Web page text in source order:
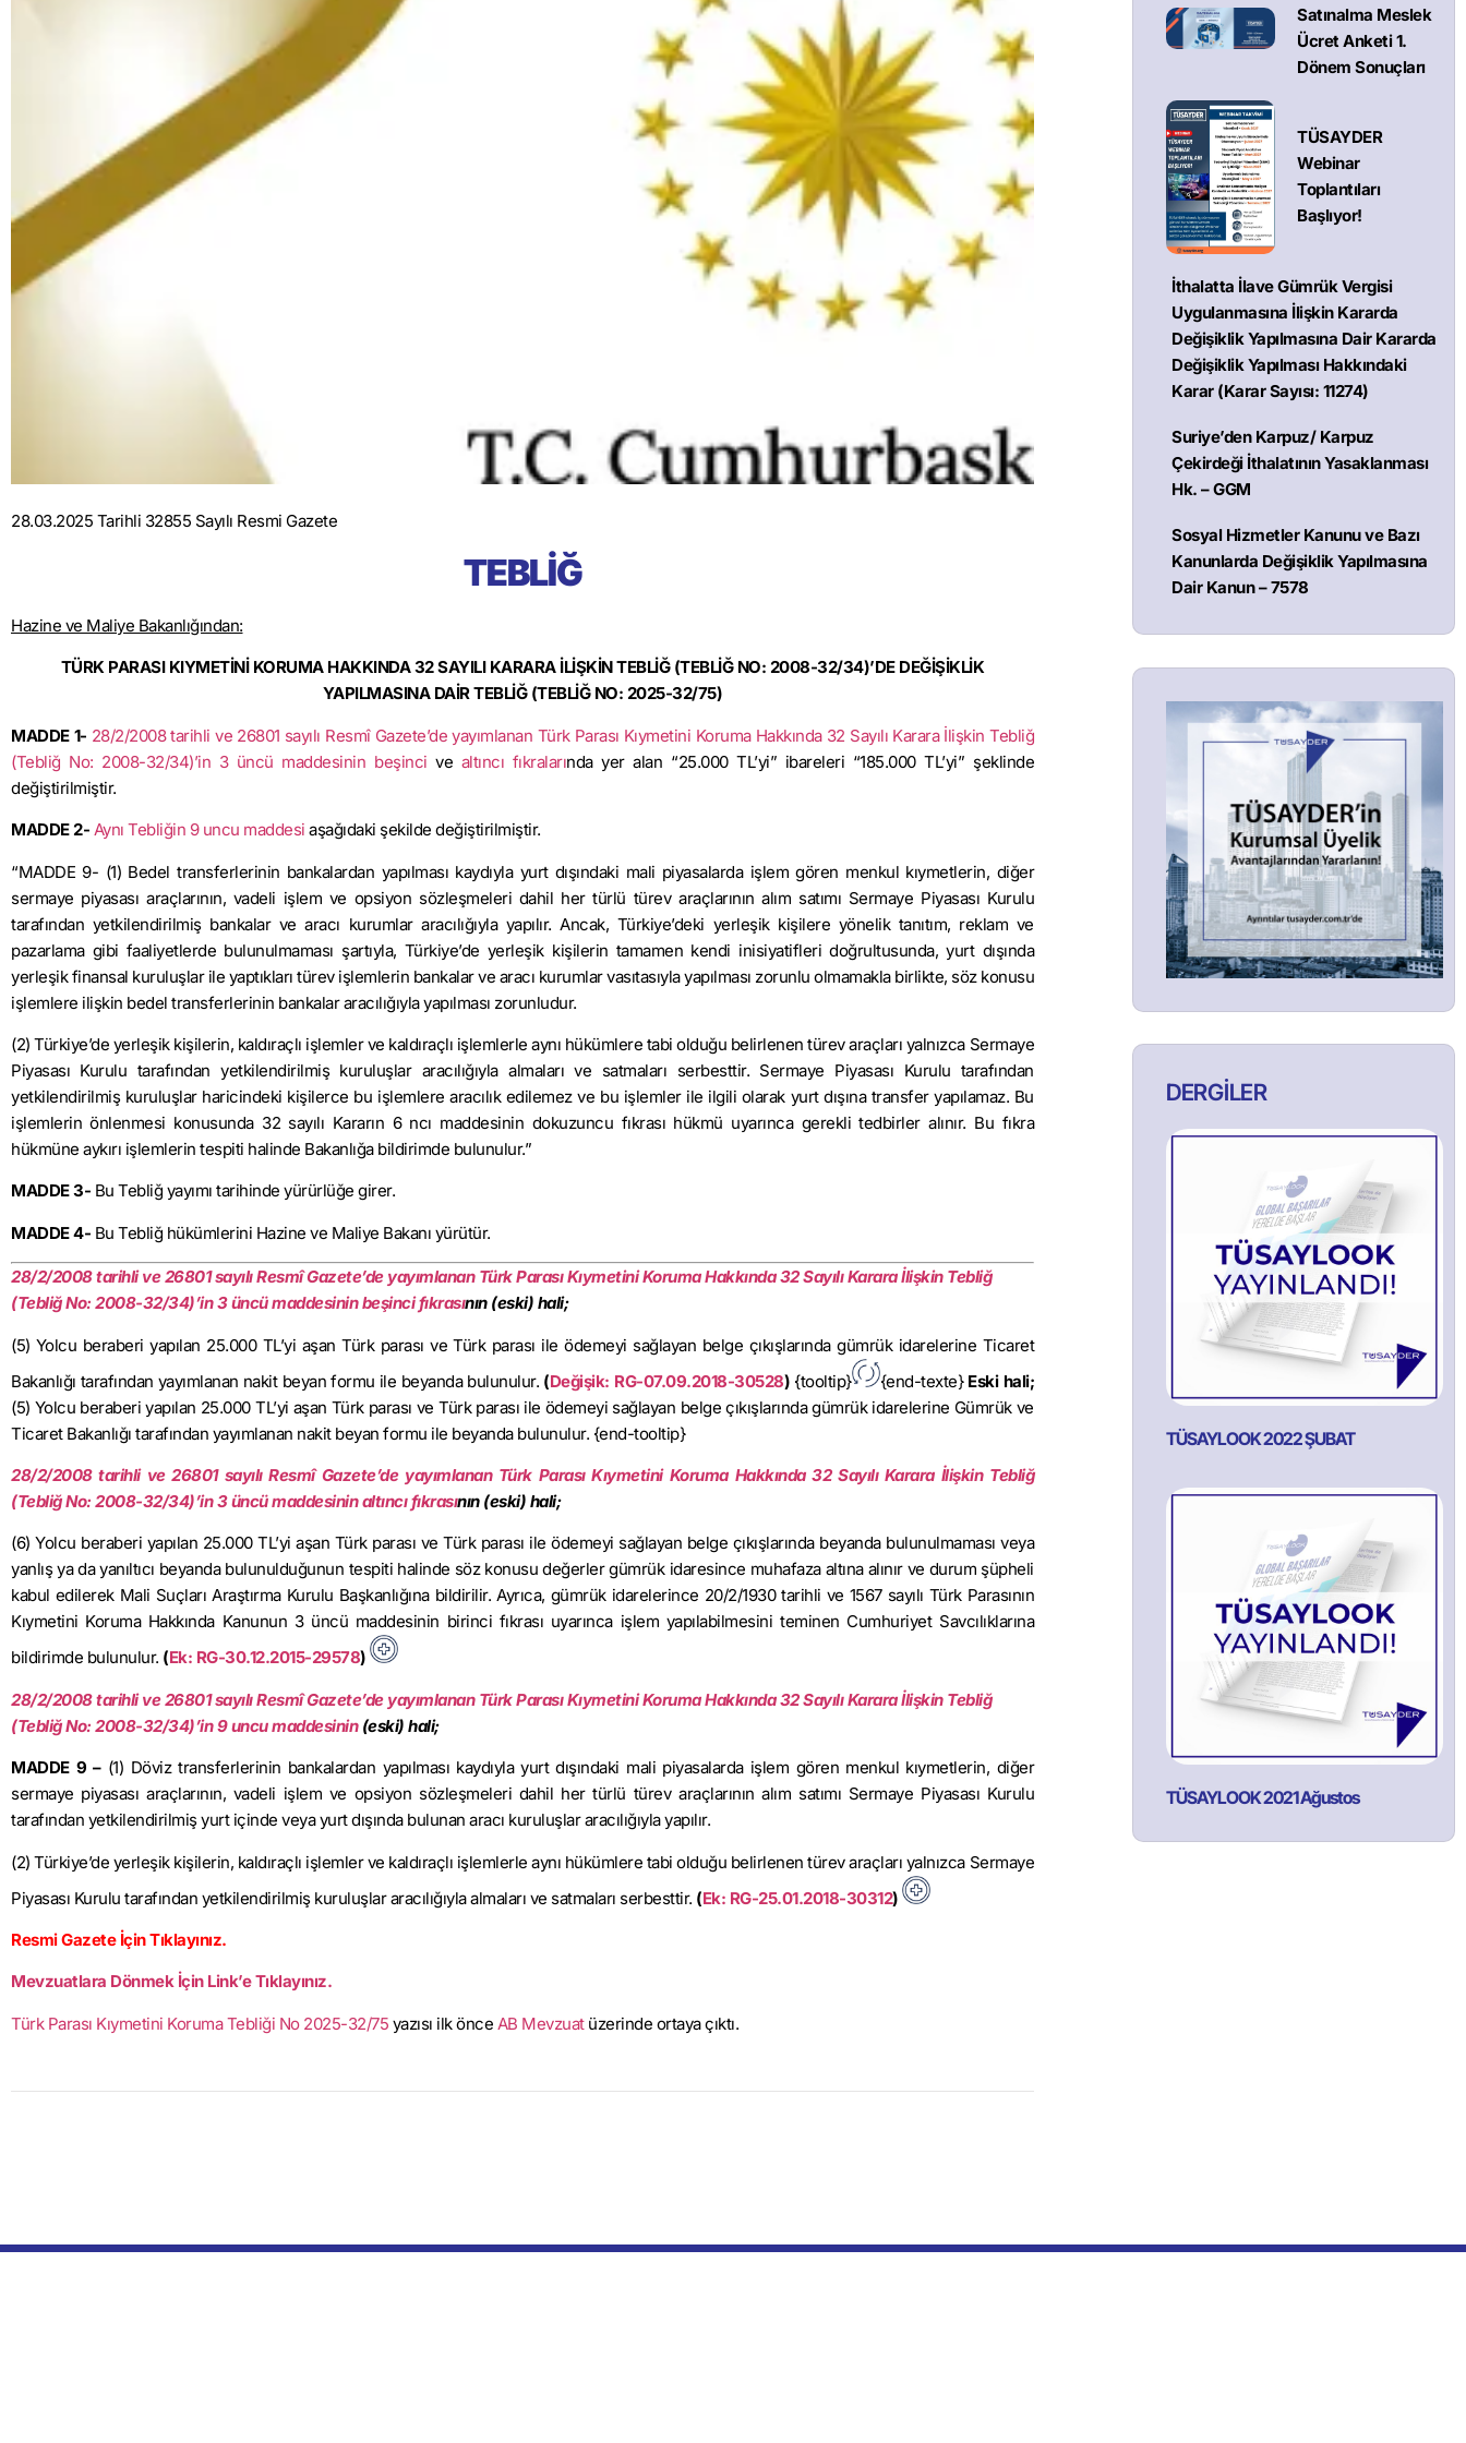
28.03.2025 Tarihli 32855 Sayılı Resmi Gazete
TEBLİĞ
Hazine ve Maliye Bakanlığından:
TÜRK PARASI KIYMETİNİ KORUMA HAKKINDA 32 SAYILI KARARA İLİŞKİN TEBLİĞ (TEBLİĞ NO: 2008-32/34)’DE DEĞİŞİKLİK
YAPILMASINA DAİR TEBLİĞ (TEBLİĞ NO: 2025-32/75)
MADDE 1- 28/2/2008tarihli ve 26801 sayılı Resmî Gazete’de yayımlanan Türk Parası Kıymetini Koruma Hakkında 32 Sayılı Karara İlişkin Tebliğ
(Tebliğ No: 2008-32/34)’in 3 üncü maddesinin beşinci ve altıncı fıkralarında yer alan “25.000 TL’yi” ibareleri “185.000 TL’yi” şeklinde
değiştirilmiştir.
MADDE 2- Aynı Tebliğin 9 uncu maddesi aşağıdaki şekilde değiştirilmiştir.
“MADDE 9- (1) Bedel transferlerinin bankalardan yapılması kaydıyla yurt dışındaki mali piyasalarda işlem gören menkul kıymetlerin, diğer
sermaye piyasası araçlarının, vadeli işlem ve opsiyon sözleşmeleri dahil her türlü türev araçlarının alım satımı Sermaye Piyasası Kurulu
tarafından yetkilendirilmiş bankalar ve aracı kurumlar aracılığıyla yapılır. Ancak, Türkiye’deki yerleşik kişilere yönelik tanıtım, reklam ve
pazarlama gibi faaliyetlerde bulunulmaması şartıyla, Türkiye’de yerleşik kişilerin tamamen kendi inisiyatifleri doğrultusunda, yurt dışında
yerleşik finansal kuruluşlar ile yaptıkları türev işlemlerin bankalar ve aracı kurumlar vasıtasıyla yapılması zorunlu olmamakla birlikte, söz konusu
işlemlere ilişkin bedel transferlerinin bankalar aracılığıyla yapılması zorunludur.
(2) Türkiye’de yerleşik kişilerin, kaldıraçlı işlemler ve kaldıraçlı işlemlerle aynı hükümlere tabi olduğu belirlenen türev araçları yalnızca Sermaye
Piyasası Kurulu tarafından yetkilendirilmiş kuruluşlar aracılığıyla almaları ve satmaları serbesttir. Sermaye Piyasası Kurulu tarafından
yetkilendirilmiş kuruluşlar haricindeki kişilerce bu işlemlere aracılık edilemez ve bu işlemler ile ilgili olarak yurt dışına transfer yapılamaz. Bu
işlemlerin önlenmesi konusunda 32 sayılı Kararın 6 ncı maddesinin dokuzuncu fıkrası hükmü uyarınca gerekli tedbirler alınır. Bu fıkra
hükmüne aykırı işlemlerin tespiti halinde Bakanlığa bildirimde bulunulur.”
MADDE 3- Bu Tebliğ yayımı tarihinde yürürlüğe girer.
MADDE 4- Bu Tebliğ hükümlerini Hazine ve Maliye Bakanı yürütür.
28/2/2008tarihli ve 26801 sayılı Resmî Gazete’de yayımlanan Türk Parası Kıymetini Koruma Hakkında 32 Sayılı Karara İlişkin Tebliğ
(Tebliğ No: 2008-32/34)’in 3 üncü maddesinin beşinci fıkrasının (eski) hali;
(5) Yolcu beraberi yapılan 25.000 TL’yi aşan Türk parası ve Türk parası ile ödemeyi sağlayan belge çıkışlarında gümrük idarelerine Ticaret
Bakanlığı tarafından yayımlanan nakit beyan formu ile beyanda bulunulur. (Değişik: RG-07.09.2018-30528) {tooltip} {end-texte} Eski hali;
(5) Yolcu beraberi yapılan 25.000 TL’yi aşan Türk parası ve Türk parası ile ödemeyi sağlayan belge çıkışlarında gümrük idarelerine Gümrük ve
Ticaret Bakanlığı tarafından yayımlanan nakit beyan formu ile beyanda bulunulur. {end-tooltip}
28/2/2008tarihli ve 26801 sayılı Resmî Gazete’de yayımlanan Türk Parası Kıymetini Koruma Hakkında 32 Sayılı Karara İlişkin Tebliğ
(Tebliğ No: 2008-32/34)’in 3 üncü maddesinin altıncı fıkrasının (eski) hali;
(6) Yolcu beraberi yapılan 25.000 TL’yi aşan Türk parası ve Türk parası ile ödemeyi sağlayan belge çıkışlarında beyanda bulunulmaması veya
yanlış ya da yanıltıcı beyanda bulunulduğunun tespiti halinde söz konusu değerler gümrük idaresince muhafaza altına alınır ve durum şüpheli
kabul edilerek Mali Suçları Araştırma Kurulu Başkanlığına bildirilir. Ayrıca, gümrük idarelerince 20/2/1930 tarihli ve 1567 sayılı Türk Parasının
Kıymetini Koruma Hakkında Kanunun 3 üncü maddesinin birinci fıkrası uyarınca işlem yapılabilmesini teminen Cumhuriyet Savcılıklarına
bildirimde bulunulur. (Ek: RG-30.12.2015-29578)
28/2/2008tarihli ve 26801 sayılı Resmî Gazete’de yayımlanan Türk Parası Kıymetini Koruma Hakkında 32 Sayılı Karara İlişkin Tebliğ
(Tebliğ No: 2008-32/34)’in 9 uncu maddesinin (eski) hali;
MADDE 9 –(1) Döviz transferlerinin bankalardan yapılması kaydıyla yurt dışındaki mali piyasalarda işlem gören menkul kıymetlerin, diğer
sermaye piyasası araçlarının, vadeli işlem ve opsiyon sözleşmeleri dahil her türlü türev araçlarının alım satımı Sermaye Piyasası Kurulu
tarafından yetkilendirilmiş yurt içinde veya yurt dışında bulunan aracı kuruluşlar aracılığıyla yapılır.
(2) Türkiye’de yerleşik kişilerin, kaldıraçlı işlemler ve kaldıraçlı işlemlerle aynı hükümlere tabi olduğu belirlenen türev araçları yalnızca Sermaye
Piyasası Kurulu tarafından yetkilendirilmiş kuruluşlar aracılığıyla almaları ve satmaları serbesttir. (Ek: RG-25.01.2018-30312)
Resmi Gazete İçin Tıklayınız.
Mevzuatlara Dönmek İçin Link’e Tıklayınız.
Türk Parası Kıymetini Koruma Tebliği No 2025-32/75 yazısı ilk önce AB Mevzuatüzerinde ortaya çıktı.
Satınalma Meslek
Ücret Anketi 1.
Dönem Sonuçları
TÜSAYDER
Webinar
Toplantıları
Başlıyor!
İthalatta İlave Gümrük Vergisi
Uygulanmasına İlişkin Kararda
Değişiklik Yapılmasına Dair Kararda
Değişiklik Yapılması Hakkındaki
Karar (Karar Sayısı: 11274)
Suriye’den Karpuz/ Karpuz
Çekirdeği İthalatının Yasaklanması
Hk. – GGM
Sosyal Hizmetler Kanunu ve Bazı
Kanunlarda Değişiklik Yapılmasına
Dair Kanun – 7578
DERGİLER
TÜSAYLOOK 2022 ŞUBAT
TÜSAYLOOK 2021 Ağustos